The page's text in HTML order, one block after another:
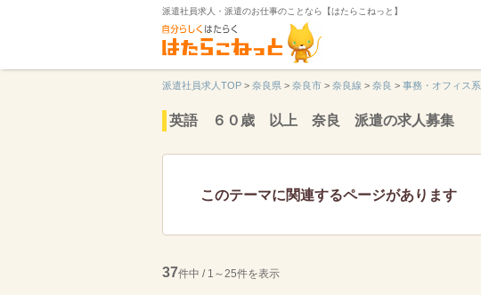
派遣社員求人・派遣のお仕事のことなら【はたらこねっと】
派遣社員求人TOP > 奈良県 > 奈良市 > 奈良線 > 奈良 > 事務・オフィス系
英語 ６０歳 以上 奈良 派遣の求人募集
このテーマに関連するページがあります
37件中 / 1～25件を表示